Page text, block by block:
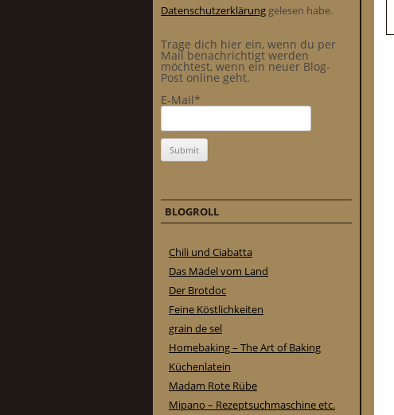
Datenschutzerklärung gelesen habe.
Trage dich hier ein, wenn du per
Mail benachrichtigt werden
möchtest, wenn ein neuer Blog-
Post online geht.
E-Mail*
BLOGROLL
Chili und Ciabatta
Das Mädel vom Land
Der Brotdoc
Feine Köstlichkeiten
grain de sel
Homebaking – The Art of Baking
Küchenlatein
Madam Rote Rübe
Mipano – Rezeptsuchmaschine etc.